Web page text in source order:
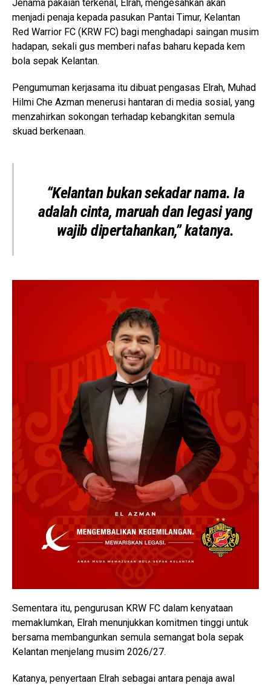
Jenama pakaian terkenal, Elrah, mengesahkan akan
menjadi penaja kepada pasukan Pantai Timur, Kelantan
Red Warrior FC (KRW FC) bagi menghadapi saingan musim
hadapan, sekali gus memberi nafas baharu kepada kem
bola sepak Kelantan.
Pengumuman kerjasama itu dibuat pengasas Elrah, Muhad
Hilmi Che Azman menerusi hantaran di media sosial, yang
menzahirkan sokongan terhadap kebangkitan semula
skuad berkenaan.
“Kelantan bukan sekadar nama. Ia
adalah cinta, maruah dan legasi yang
wajib dipertahankan,” katanya.
Sementara itu, pengurusan KRW FC dalam kenyataan
memaklumkan, Elrah menunjukkan komitmen tinggi untuk
bersama membangunkan semula semangat bola sepak
Kelantan menjelang musim 2026/27.
Katanya, penyertaan Elrah sebagai antara penaja awal